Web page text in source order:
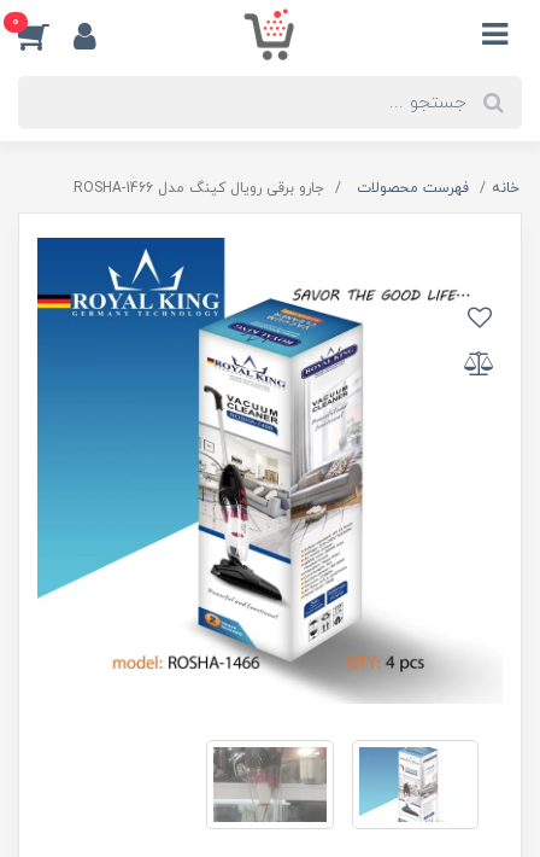
0
خانه فهرست محصولات جارو برقی رویال کینگ مدل ROSHA-1466